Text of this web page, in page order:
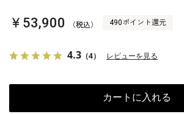
￥53,900 （税込） 490ポイント還元
4.3 （4） レビューを見る
カートに入れる